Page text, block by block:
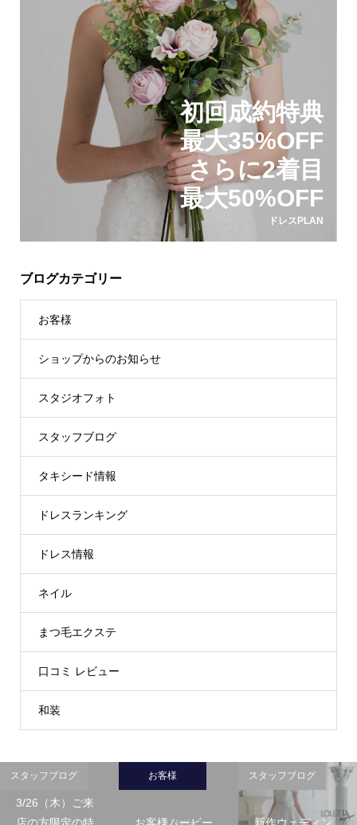
初回成約特典
最大35%OFF
さらに2着目
最大50%OFF
ドレスPLAN
ブログカテゴリー
お客様
ショップからのお知らせ
スタジオフォト
スタッフブログ
タキシード情報
ドレスランキング
ドレス情報
ネイル
まつ毛エクステ
口コミ レビュー
和装
3/26（木）ご来
店の方限定の特
スタッフブログ
お客様ムービー
お客様
新作ウェディン
スタッフブログ